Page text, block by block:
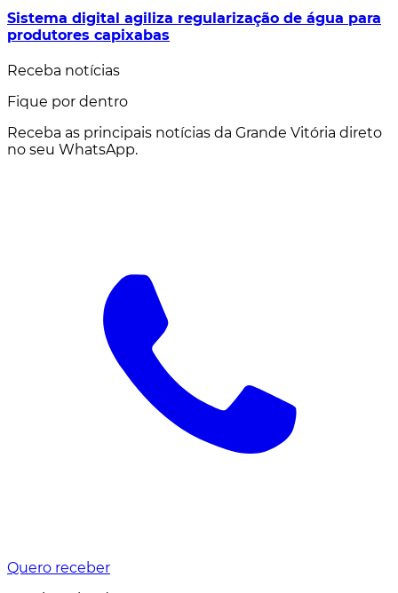
Sistema digital agiliza regularização de água para
produtores capixabas
Receba notícias
Fique por dentro
Receba as principais notícias da Grande Vitória direto
no seu WhatsApp.
Quero receber